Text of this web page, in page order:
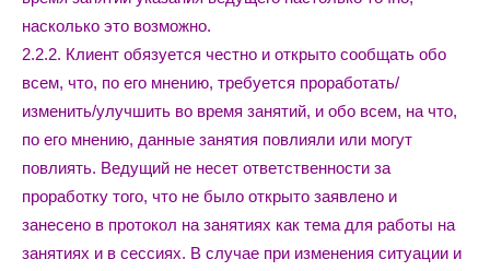
насколько это возможно.
2.2.2. Клиент обязуется честно и открыто сообщать обо
всем, что, по его мнению, требуется проработать/
изменить/улучшить во время занятий, и обо всем, на что,
по его мнению, данные занятия повлияли или могут
повлиять. Ведущий не несет ответственности за
проработку того, что не было открыто заявлено и
занесено в протокол на занятиях как тема для работы на
занятиях и в сессиях. В случае при изменения ситуации и